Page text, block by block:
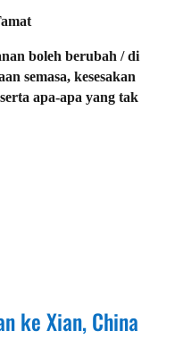
boleh berubah / di
semasa, kesesakan
apa-apa yang tak
keXian, China